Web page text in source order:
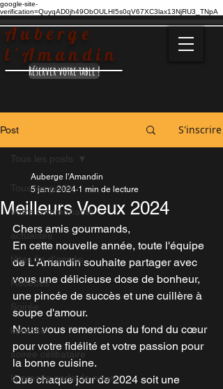
google-site-
verification=QuyqAD0jh49ObOULHI5s0qV67XC3lax13NjRU3_TNpA
Auberge
l'Amandin
Réserver votre table !
Post S'inscrire
Tous les posts
Votre communauté
actualités
fêtes fin d'année
Recettes
Soirée
karaoké
soirée célibataire
la presse parle de nous
Tous les posts
Meilleurs Voeux 2024
Auberge l'Amandin
5 janv. 2024 1 min de lecture
Chers amis gourmands,
En cette nouvelle année, toute l'équipe
de L'Amandin souhaite partager avec
vous une délicieuse dose de bonheur,
une pincée de succès et une cuillère à
soupe d'amour.
Nous vous remercions du fond du cœur
pour votre fidélité et votre passion pour
la bonne cuisine.
Que chaque jour de 2024 soit une